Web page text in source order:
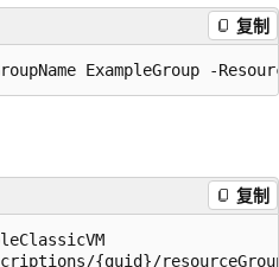
复制
复制
{guid}/